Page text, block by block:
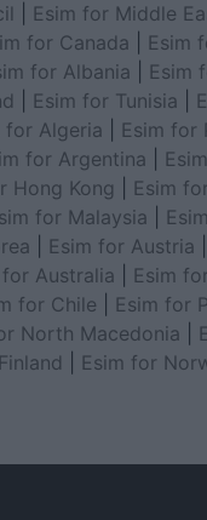
Esim for Middle
for Canada Esim
for Albania Esim
Esim for Tunisia
for Algeria Esim for
for Argentina
Hong Kong Esim
for Malaysia
Esim for Austria
for Australia Esim
for Chile Esim for
North Macedonia
Esim for